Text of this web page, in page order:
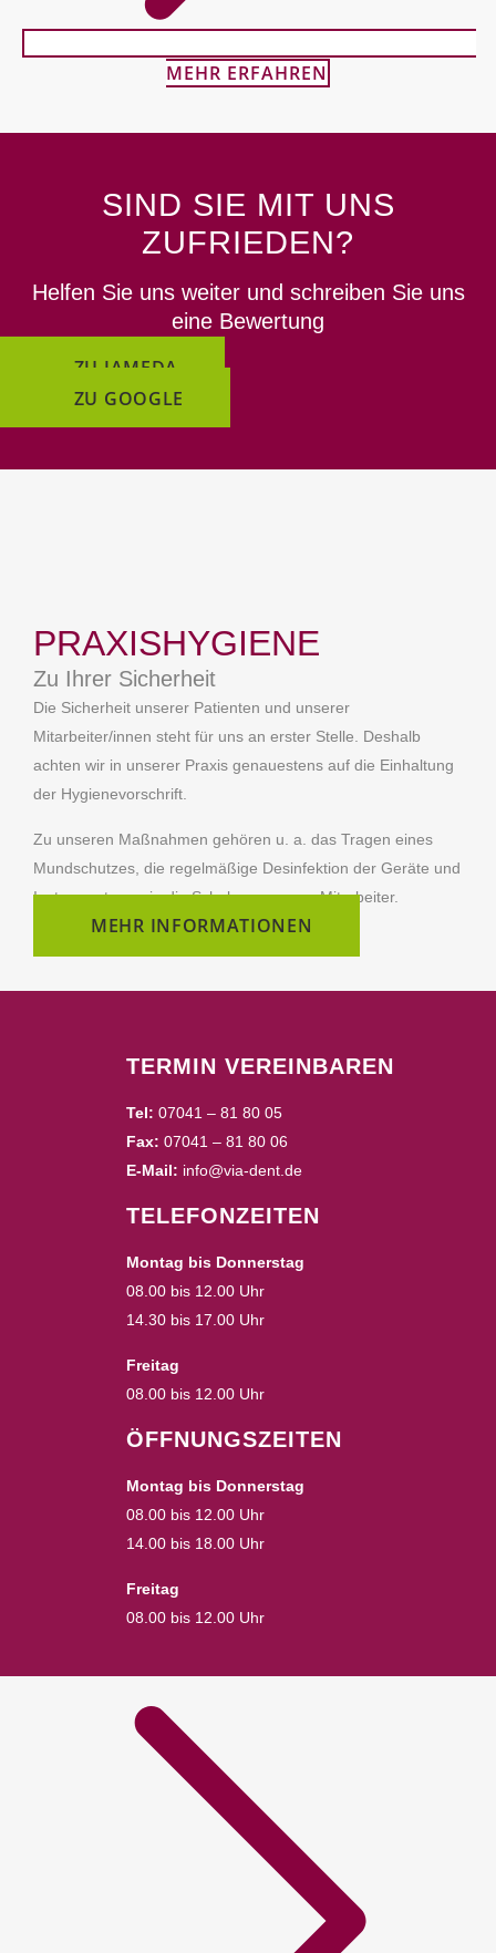
MEHR ERFAHREN
SIND SIE MIT UNS
ZUFRIEDEN?
Helfen Sie uns weiter und schreiben Sie uns
eine Bewertung
ZU JAMEDA
ZU GOOGLE
PRAXISHYGIENE
Zu Ihrer Sicherheit
Die Sicherheit unserer Patienten und unserer
Mitarbeiter/innen steht für uns an erster Stelle. Deshalb
achten wir in unserer Praxis genauestens auf die Einhaltung
der Hygienevorschrift.
Zu unseren Maßnahmen gehören u. a. das Tragen eines
Mundschutzes, die regelmäßige Desinfektion der Geräte und
Instrumente sowie die Schulung unserer Mitarbeiter.
MEHR INFORMATIONEN
TERMIN VEREINBAREN
Tel: 07041 – 81 80 05
Fax: 07041 – 81 80 06
E-Mail: info@via-dent.de
TELEFONZEITEN
Montag bis Donnerstag
08.00 bis 12.00 Uhr
14.30 bis 17.00 Uhr
Freitag
08.00 bis 12.00 Uhr
ÖFFNUNGSZEITEN
Montag bis Donnerstag
08.00 bis 12.00 Uhr
14.00 bis 18.00 Uhr
Freitag
08.00 bis 12.00 Uhr